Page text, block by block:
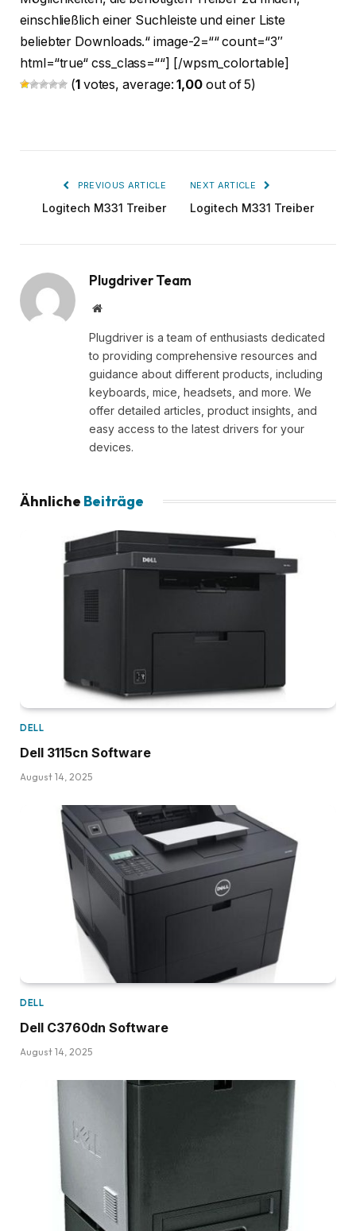
einschließlich einer Suchleiste und einer Liste
beliebter Downloads.“ image-2=““ count=“3″
html=“true“ css_class=““] [/wpsm_colortable]
(1votes, average:1,00 out of 5)
PREVIOUS ARTICLE
Logitech M331 Treiber
NEXT ARTICLE
Logitech M331 Treiber
Plugdriver Team
Website
Plugdriver is a team of enthusiasts dedicated
to providing comprehensive resources and
guidance about different products, including
keyboards, mice, headsets, and more. We
offer detailed articles, product insights, and
easy access to the latest drivers for your
devices.
Ähnliche Beiträge
DELL
Dell 3115cn Software
August 14, 2025
DELL
Dell C3760dn Software
August 14, 2025